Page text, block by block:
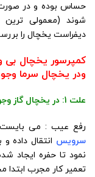
حساس بوده و در
شوند (معمولی
دیفراست یخچال را
کمپرسور یخچال بی
ودر یخچال سرما
علت 1: در یخچال گاز وجود ندارد
رفع عیب : می بایست
سرویس انتقال داده
نمود تا حفره ایجاد
تعمیر کار مجرب